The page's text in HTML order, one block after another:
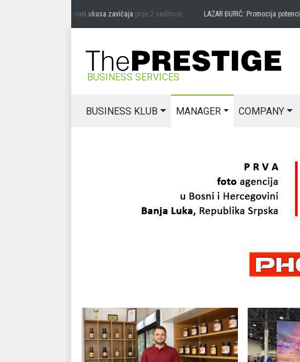
MIĆANOVIĆ: Čuvari ukusa zavičajaprije 2 sedmice LAZAR ĐURIĆ: Promocija potencijal
BUSINESS SERVICES
BUSINESS KLUB MANAGER COMPANY